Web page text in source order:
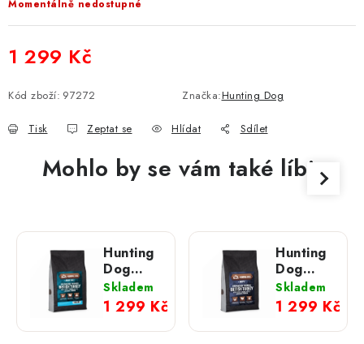
Momentálně nedostupné
1 299 Kč
Kód zboží: 97272 Značka:Hunting Dog
Tisk Zeptat se Hlídat Sdílet
Mohlo by se vám také líbit
Hunting
Dog
Britský
krocan s
petrželkou;
6 kg
Skladem
1 299 Kč
Hunting
Dog
Britský
krocan s
petrželkou
pro
Skladem
1 299 Kč